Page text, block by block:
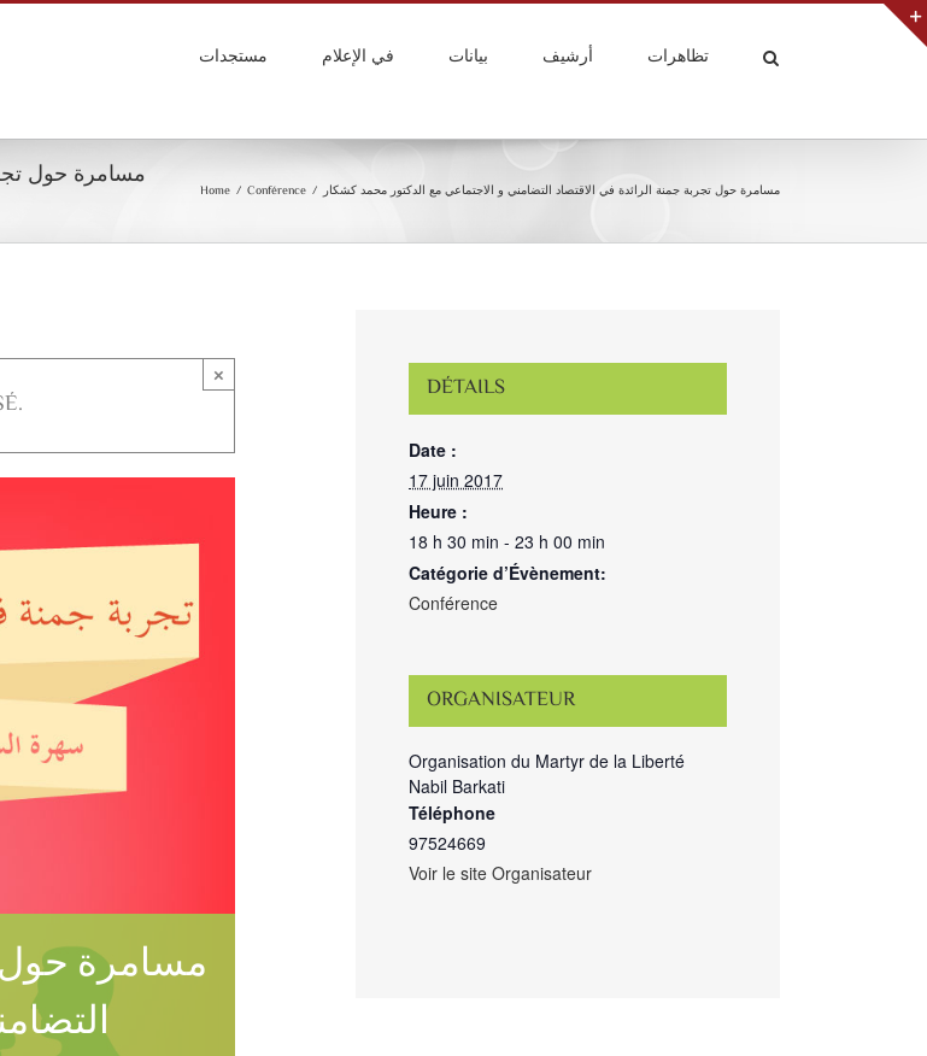
مستجدات في الإعلام بيانات أرشيف تظاهرات
مسامرة حول
Home / Conférence / مسامرة حول تجربة جمنة الرائدة في الاقتصاد التضامني و الاجتماعي مع الدكتور محمد كشكار
×
مسامرة حول
DÉTAILS
Date :
17 juin 2017
Heure :
18 h 30 min - 23 h 00 min
Catégorie d’Évènement:
Conférence
ORGANISATEUR
Organisation du Martyr de la Liberté
Nabil Barkati
Téléphone
97524669
Voir le site Organisateur